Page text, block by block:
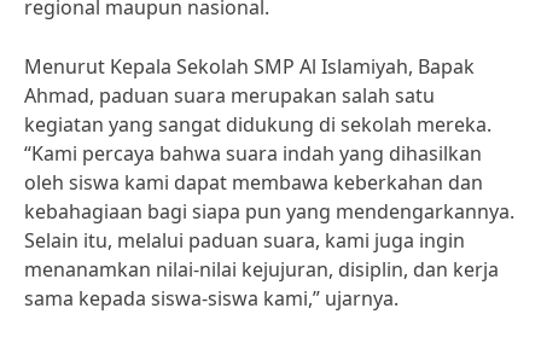
regional maupun nasional.
Menurut Kepala Sekolah SMP Al Islamiyah, Bapak
Ahmad, paduan suara merupakan salah satu
kegiatan yang sangat didukung di sekolah mereka.
“Kami percaya bahwa suara indah yang dihasilkan
oleh siswa kami dapat membawa keberkahan dan
kebahagiaan bagi siapa pun yang mendengarkannya.
Selain itu, melalui paduan suara, kami juga ingin
menanamkan nilai-nilai kejujuran, disiplin, dan kerja
sama kepada siswa-siswa kami,” ujarnya.